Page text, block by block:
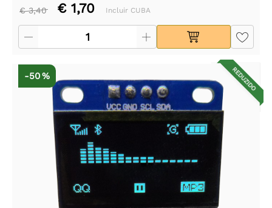
€ 3,40 € 1,70 Incluir CUBA
REDUZIDO
-50 %